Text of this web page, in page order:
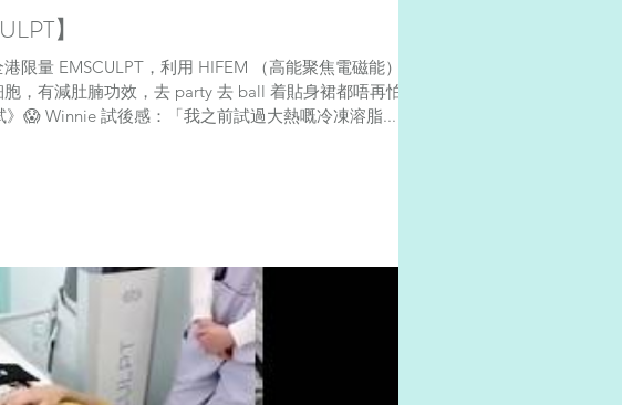
】
限量 EMSCULPT，利用 HIFEM （高能聚焦電磁能）作
，有減肚腩功效，去 party 去 ball 着貼身裙都唔再怕
》😱 Winnie 試後感：「我之前試過大熱嘅冷凍溶脂...